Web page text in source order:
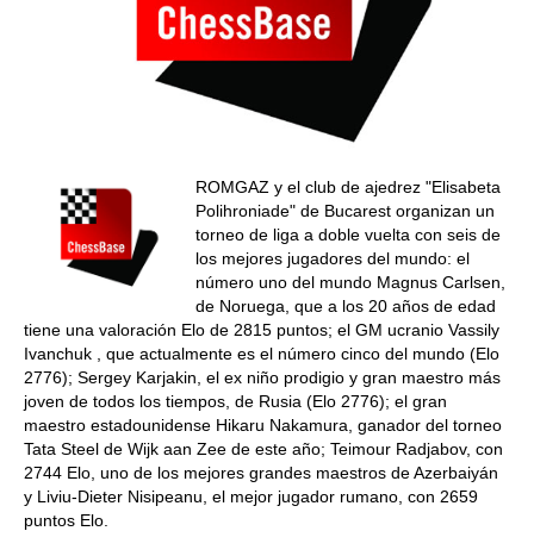
ROMGAZ y el club de ajedrez "Elisabeta
Polihroniade" de Bucarest organizan un
torneo de liga a doble vuelta con seis de
los mejores jugadores del mundo: el
número uno del mundo Magnus Carlsen,
de Noruega, que a los 20 años de edad
tiene una valoración Elo de 2815 puntos; el GM ucranio Vassily
Ivanchuk , que actualmente es el número cinco del mundo (Elo
2776); Sergey Karjakin, el ex niño prodigio y gran maestro más
joven de todos los tiempos, de Rusia (Elo 2776); el gran
maestro estadounidense Hikaru Nakamura, ganador del torneo
Tata Steel de Wijk aan Zee de este año; Teimour Radjabov, con
2744 Elo, uno de los mejores grandes maestros de Azerbaiyán
y Liviu-Dieter Nisipeanu, el mejor jugador rumano, con 2659
puntos Elo.